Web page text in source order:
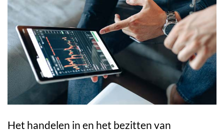
Het handelen in en het bezitten van